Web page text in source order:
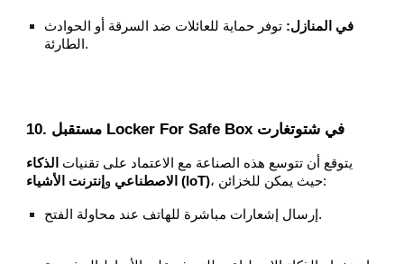
في المنازل: توفر حماية للعائلات ضد السرقة أو الحوادث
الطارئة.
10. مستقبل Locker For Safe Box في شتوتغارت
يتوقع أن تتوسع هذه الصناعة مع الاعتماد على تقنيات
الذكاء
الاصطناعي و إنترنت الأشياء (IoT) ، حيث يمكن للخزائن:
إرسال إشعارات مباشرة للهاتف عند محاولة الفتح.